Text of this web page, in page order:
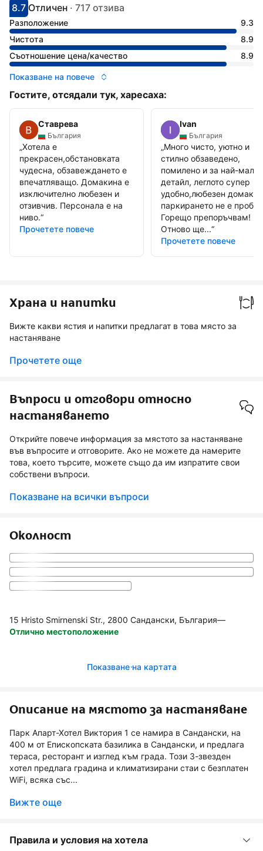
С оценка: 8.7
8.7
Оценено като: отлично
Отличен · 717 отзива
Разположение
9.3
Чистота
8.9
Съотношение цена/качество
8.9
Показване на повече
Гостите, отсядали тук, харесаха:
Ставрева
България
„Хотела е
прекрасен,обстановката
чудесна, обзавеждането е
впечатляващо. Домакина е
изключително любезен и
отзивчив. Персонала е на
ниво.“
Прочетете повече
Ivan
България
„Много чисто, уютно и
стилно обзаведено,
помилено и за най-
детайл, леглото супер
удобно,любезен
паркирането не е
Горещо препоръчвам!
Отново ще...“
Прочетете повече
Храна и напитки
Вижте какви ястия и напитки предлагат в това място за
настаняване
Прочетете още
Въпроси и отговори относно
настаняването
Открийте повече информация за мястото за настаняване
във въпросите и отговорите. Ако не можете да намерите
това, което търсите, можете също да им изпратите свои
собствени въпроси.
Показване на всички въпроси
Околност
15 Hristo Smirnenski Str., 2800 Сандански, България—
Отлично местоположение
Показване на картата
Описание на мястото за настаняване
Парк Апарт-Хотел Виктория 1 се намира в Сандански, на
400 м от Епископската базилика в Сандански, и предлага
тераса, ресторант и изглед към града. Този 3-звезден
хотел предлага градина и климатизирани стаи с безплатен
WiFi, всяка със...
Вижте още
Правила и условия на хотела